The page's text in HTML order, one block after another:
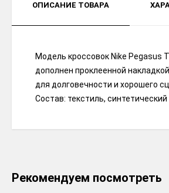
ОПИСАНИЕ ТОВАРА
Модель кроссовок Nike Pegasus
дополнен проклеенной
для долговечности и хорошего
Состав: текстиль,
Рекомендуем посмотреть